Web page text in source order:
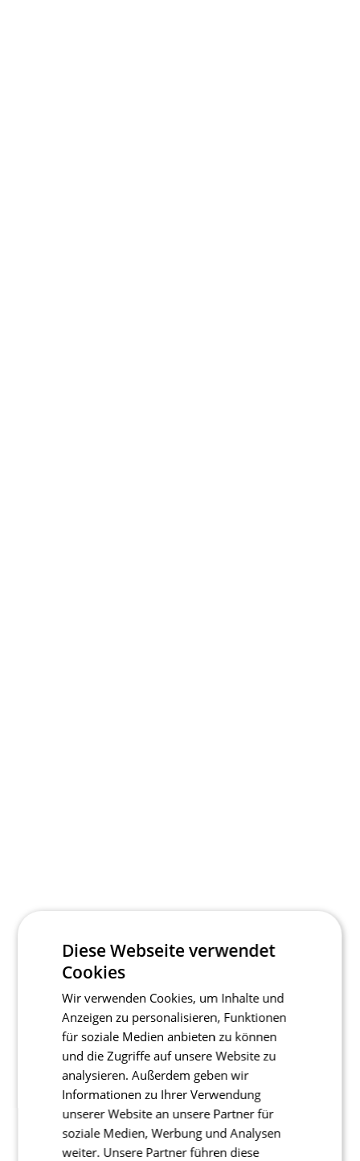
Diese Webseite verwendet
Cookies
Wir verwenden Cookies, um Inhalte und
Anzeigen zu personalisieren, Funktionen
für soziale Medien anbieten zu können
und die Zugriffe auf unsere Website zu
analysieren. Außerdem geben wir
Informationen zu Ihrer Verwendung
unserer Website an unsere Partner für
soziale Medien, Werbung und Analysen
weiter. Unsere Partner führen diese